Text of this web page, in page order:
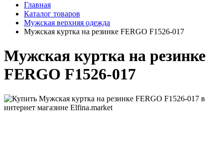
Главная
Каталог товаров
Мужская верхняя одежда
Мужская куртка на резинке FERGO F1526-017
Мужская куртка на резинке
FERGO F1526-017